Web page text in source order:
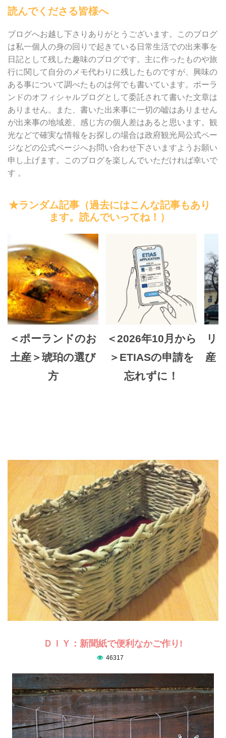
読んでくださる皆様へ
ブログへお越し下さりありがとうございます。このブログ
は私一個人の身の回りで起きている日常生活での出来事を
日記として残した趣味のブログです。主に作ったものや旅
行に関して自分のメモ代わりに残したものですが、興味の
ある事について調べたものは何でも書いています。ポーラ
ンドのオフィシャルブログとして委託されて書いた文章は
ありません。また、書いた出来事に一切の嘘はありません
が出来事の地域差、感じ方の個人差はあると思います。観
光などで確実な情報をお探しの場合は政府観光局公式ペー
ジなどの公式ページへお問い合わせ下さいますようお願い
申し上げます。このブログを楽しんでいただければ幸いで
す 。
★ランダム記事（過去にはこんな記事もあり
ます。読んでいってね！）
＜ポーランドのお
土産＞琥珀の選び
方
＜2026年10月から
＞ETIASの申請を
忘れずに！
リ
産
ＤＩＹ：新聞紙で便利なかご作り!
46317